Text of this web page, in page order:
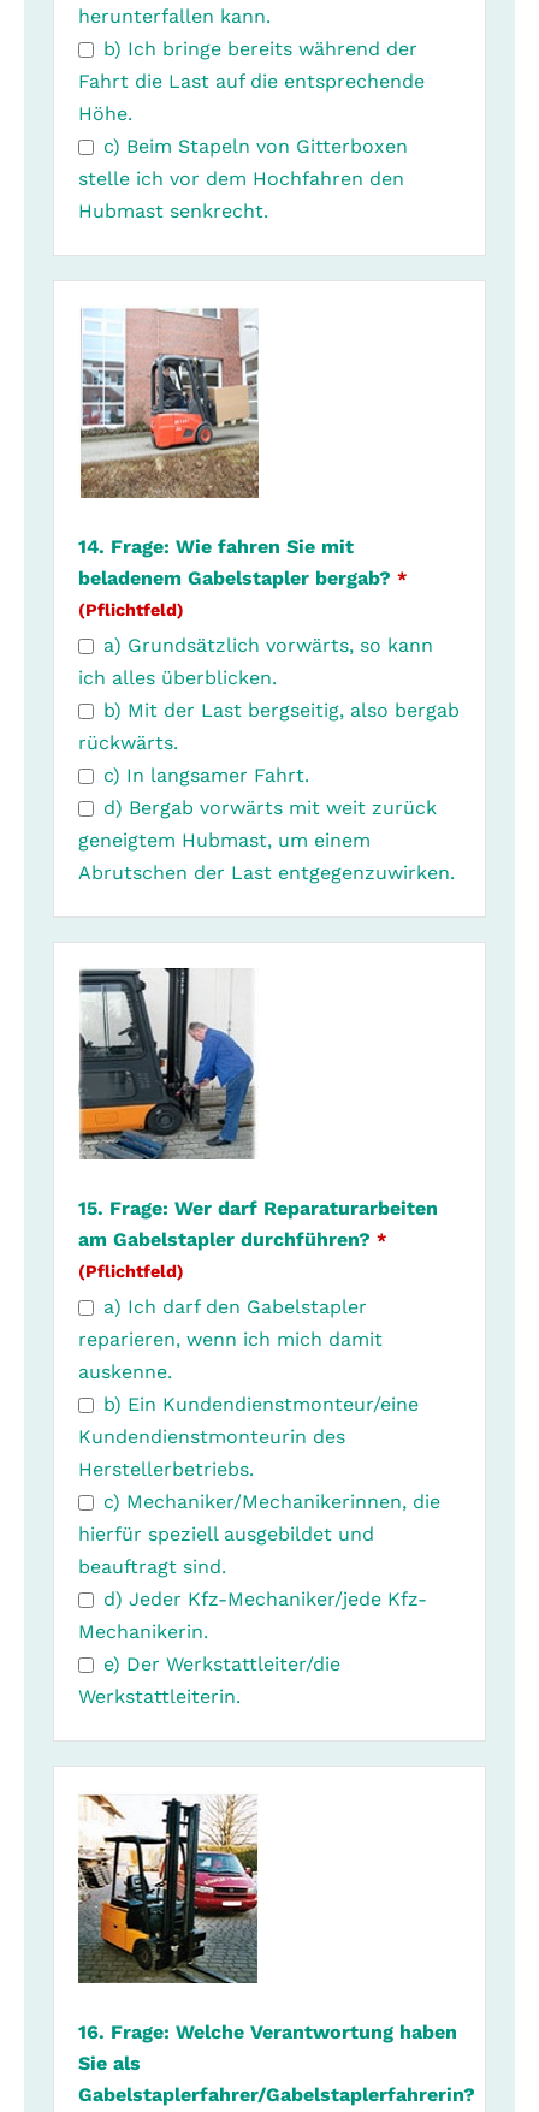
herunterfallen kann.
b) Ich bringe bereits während der
Fahrt die Last auf die entsprechende
Höhe.
c) Beim Stapeln von Gitterboxen
stelle ich vor dem Hochfahren den
Hubmast senkrecht.
Email *
(Pflichtfeld)
14. Frage: Wie fahren Sie mit
beladenem Gabelstapler bergab? *
(Pflichtfeld)
a) Grundsätzlich vorwärts, so kann
ich alles überblicken.
b) Mit der Last bergseitig, also bergab
rückwärts.
c) In langsamer Fahrt.
d) Bergab vorwärts mit weit zurück
geneigtem Hubmast, um einem
Abrutschen der Last entgegenzuwirken.
15. Frage: Wer darf Reparaturarbeiten
am Gabelstapler durchführen? *
(Pflichtfeld)
a) Ich darf den Gabelstapler
reparieren, wenn ich mich damit
auskenne.
b) Ein Kundendienstmonteur/eine
Kundendienstmonteurin des
Herstellerbetriebs.
c) Mechaniker/Mechanikerinnen, die
hierfür speziell ausgebildet und
beauftragt sind.
d) Jeder Kfz-Mechaniker/jede Kfz-
Mechanikerin.
e) Der Werkstattleiter/die
Werkstattleiterin.
16. Frage: Welche Verantwortung haben
Sie als
Gabelstaplerfahrer/Gabelstaplerfahrerin?